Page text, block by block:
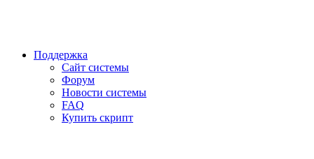
Поддержка
Сайт системы
Форум
Новости системы
FAQ
Купить скрипт